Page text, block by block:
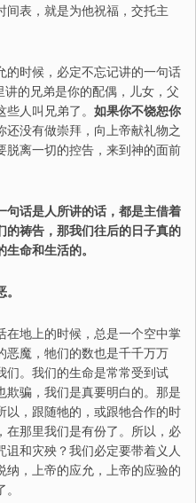
间表，就是为他祝福，交托主
的时候，必定不忘记讲的一句话
讲的兄弟是你的配偶，儿女，父
人叫兄弟了。 如果你不饶恕你
还没有做崇拜，向上帝献礼物之
脱离一切的控告，来到神的面前
句话是人所讲的话，都是主借着
的祷告，那我们往后的日子真的
命和生活的。
在地上的时候，总是一个空中掌
恶魔，牠们的数也是千千万万
们。我们的生命是常常受到试
欺骗，我们是真要明白的。那是
，跟随牠的，或跟牠合作的时
在那里我们是有份了。所以，必
诅和灾殃？我们必定要带着义人
纳，上帝的应允，上帝的应验的